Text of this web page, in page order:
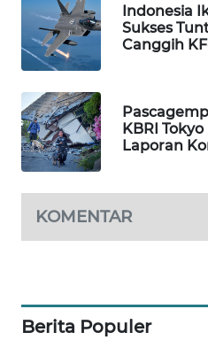
Indonesia
Sukses
Canggih
KBRI
Laporan
KOMENTAR
Berita Populer
WAHANA
OTOMOTIF
WAHANA
HEALTH
WAHANA
Network